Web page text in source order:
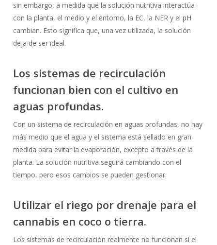
sin embargo, a medida que la solución nutritiva interactúa
con la planta, el medio y el entorno, la EC, la NER y el pH
cambian. Esto significa que, una vez utilizada, la solución
deja de ser ideal.
Los sistemas de recirculación
funcionan bien con el cultivo en
aguas profundas.
Con un sistema de recirculación en aguas profundas, no hay
más medio que el agua y el sistema está sellado en gran
medida para evitar la evaporación, excepto a través de la
planta. La solución nutritiva seguirá cambiando con el
tiempo, pero esos cambios se pueden gestionar.
Utilizar el riego por drenaje para el
cannabis en coco o tierra.
Los sistemas de recirculación realmente no funcionan si el